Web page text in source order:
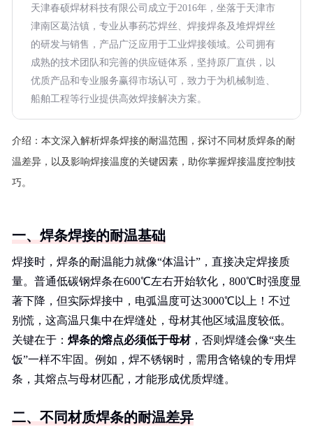
天津春硕焊材科技有限公司成立于2016年，坐落于天津市
津南区葛沽镇，专业从事药芯焊丝、焊接焊条及堆焊焊丝
的研发与销售，产品广泛应用于工业焊接领域。公司拥有
成熟的技术团队和完善的供应链体系，坚持原厂直供，以
优质产品和专业服务赢得市场认可，致力于为机械制造、
船舶工程等行业提供高效焊接解决方案。
介绍： 本文深入解析焊条焊接的耐温范围，探讨不同材质焊条的耐
温差异，以及影响焊接温度的关键因素，助你掌握焊接温度控制技
巧。
一、焊条焊接的耐温基础
焊接时，焊条的耐温能力就像“体温计”，直接决定焊接质
量。普通低碳钢焊条在600℃左右开始软化，800℃时强度显
著下降，但实际焊接中，电弧温度可达3000℃以上！不过
别慌，这高温只集中在焊缝处，母材其他区域温度较低。
关键在于： 焊条的熔点必须低于母材，否则焊缝会像“夹生
饭”一样不牢固。例如，焊不锈钢时，需用含铬镍的专用焊
条，其熔点与母材匹配，才能形成优质焊缝。
二、不同材质焊条的耐温差异